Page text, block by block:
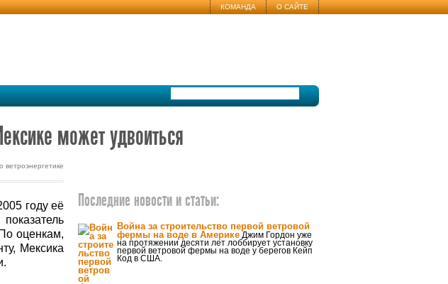
КОМАНДА О САЙТЕ
может удвоиться
году её
оценкам,
Мексика
Последние новости и статьи:
Война за строительство первой ветровой
фермы на воде в Америке Джим Гордон уже
на протяжении десяти лет лоббирует установку
первой ветровой фермы на воде у берегов Кейп
Код в США.